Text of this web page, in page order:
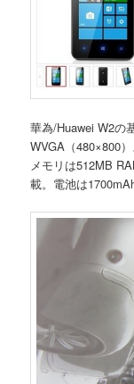
華為/Huawei W2の
WVGA（480×800
メモリは512MB
載。電池は